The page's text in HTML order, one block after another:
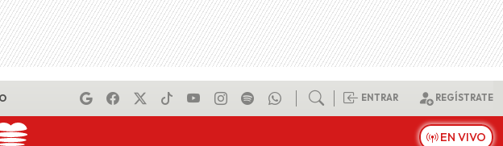
ENTRAR REGÍSTRATE
EN VIVO